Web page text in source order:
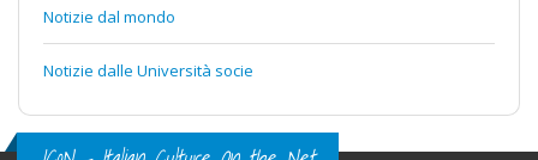
Notizie dal mondo
Notizie dalle Università socie